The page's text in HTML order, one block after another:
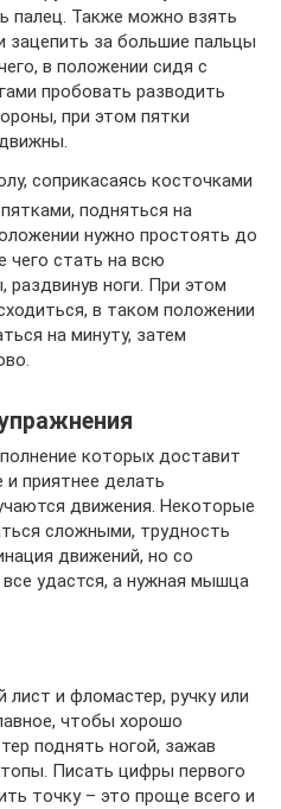
палец. Также можно взять
зацепить за большие пальцы
в положении сидя с
пробовать разводить
при этом пятки
соприкасаясь косточками
подняться на
нужно простоять до
чего стать на всю
раздвинув ноги. При этом
в таком положении
на минуту, затем
которых доставит
и приятнее делать
движения. Некоторые
сложными, трудность
движений, но со
удастся, а нужная мышца
и фломастер, ручку или
чтобы хорошо
поднять ногой, зажав
Писать цифры первого
точку – это проще всего и